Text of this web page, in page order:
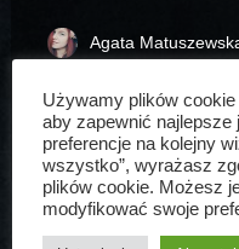
Agata
redakcja swieta
Używamy plików
aby zapewnić najlepsze
preferencje na kolejny
wszystko”, wyrażasz
plików cookie. Możesz
modyfikować swoje